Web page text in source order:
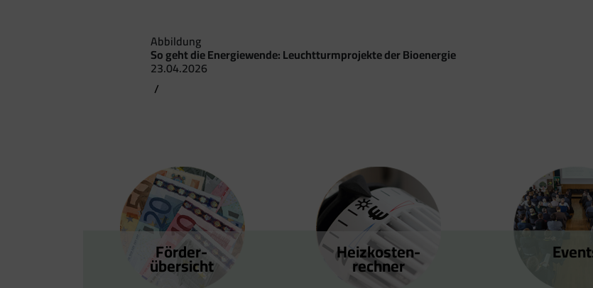
Abbildung
So geht die Energiewende: Leuchtturmprojekte der Bioenergie
23.04.2026
/
Förder­
übersicht Heizkosten­
rechner